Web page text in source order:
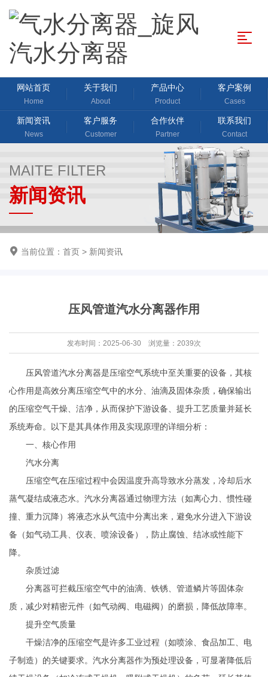
网站首页
Home
关于我们
About
产品中心
Product
客户案例
Cases
新闻资讯
News
客户服务
Customer
合作伙伴
Partner
联系我们
Contact
MAITE FILTER
新闻资讯
当前位置： 首页 > 新闻资讯
压风管道汽水分离器作用
发布时间：2025-06-30 浏览量：2039次
压风管道汽水分离器是压缩空气系统中至关重要的设备，其核
心作用是高效分离压缩空气中的水分、油滴及固体杂质，确保输出
的压缩空气干燥、洁净，从而保护下游设备、提升工艺质量并延长
系统寿命。以下是其具体作用及实现原理的详细分析：
一、核心作用
汽水分离
压缩空气在压缩过程中会因温度升高导致水分蒸发，冷却后水
蒸气凝结成液态水。汽水分离器通过物理方法（如离心力、惯性碰
撞、重力沉降）将液态水从气流中分离出来，避免水分进入下游设
备（如气动工具、仪表、喷涂设备），防止腐蚀、结冰或性能下
降。
杂质过滤
分离器可拦截压缩空气中的油滴、铁锈、管道鳞片等固体杂
质，减少对精密元件（如气动阀、电磁阀）的磨损，降低故障率。
提升空气质量
干燥洁净的压缩空气是许多工业过程（如喷涂、食品加工、电
子制造）的关键要求。汽水分离器作为预处理设备，可显著降低后